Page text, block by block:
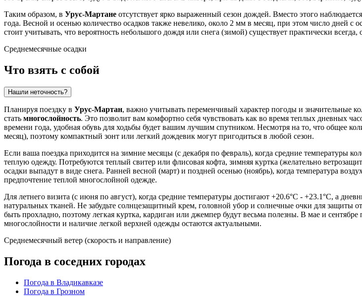
Таким образом, в Урус-Мартане отсутствует ярко выраженный сезон дождей. Вместо этого
года. Весной и осенью количество осадков также невелико, около 2 мм в месяц, при этом число дней с
стоит учитывать, что вероятность небольшого дождя или снега (зимой) существует практически
Среднемесячные осадки
Что взять с собой
Нашли неточность?
Планируя поездку в Урус-Мартан, важно учитывать переменчивый характер погоды и значительные
стать многослойность. Это позволит вам комфортно себя чувствовать как во время теплых дневных
времени года, удобная обувь для ходьбы будет вашим лучшим спутником. Несмотря на то, что общее
месяц), поэтому компактный зонт или легкий дождевик могут пригодиться в любой сезон.
Если ваша поездка приходится на зимние месяцы (с декабря по февраль), когда средние температуры
теплую одежду. Потребуются теплый свитер или флисовая кофта, зимняя куртка (желательно
осадки выпадут в виде снега. Ранней весной (март) и поздней осенью (ноябрь), когда температура
предпочтение теплой многослойной одежде.
Для летнего визита (с июня по август), когда средние температуры достигают +20.6°C - +23.1°C, а
натуральных тканей. Не забудьте солнцезащитный крем, головной убор и солнечные очки для защиты
быть прохладно, поэтому легкая куртка, кардиган или джемпер будут весьма полезны. В мае и
многослойности и наличие легкой верхней одежды остаются актуальными.
Среднемесячный ветер (скорость и направление)
Погода в соседних городах
Погода в Владикавказе
Погода в Грозном